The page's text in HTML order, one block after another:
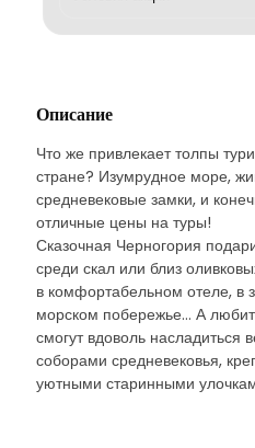
Описание
Что же привлекает толпы
стране? Изумрудное море,
средневековые замки, и
отличные цены на туры!
Сказочная Черногория
среди скал или близ
в комфортабельном отеле, в
морском побережье… А
смогут вдоволь насладиться
соборами средневековья,
уютными старинными